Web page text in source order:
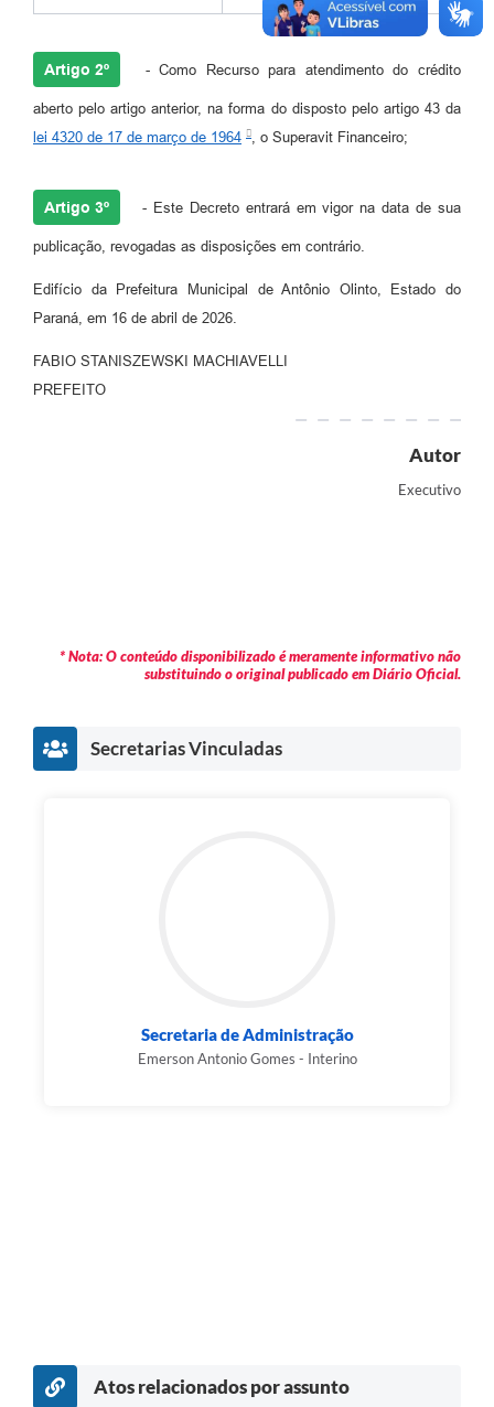
Jornal
Agenda
LGPD
Conselho Municipal
Artigo 2º - Como Recurso para atendimento do crédito
aberto pelo artigo anterior, na forma do disposto pelo artigo 43 da
lei 4320 de 17 de março de 1964
, o Superavit Financeiro;
Artigo 3º - Este Decreto entrará em vigor na data de sua
publicação, revogadas as disposições em contrário.
Edifício da Prefeitura Municipal de Antônio Olinto, Estado do
Paraná, em 16 de abril de 2026.
FABIO STANISZEWSKI MACHIAVELLI
PREFEITO
Autor
Executivo
* Nota: O conteúdo disponibilizado é meramente informativo não
substituindo o original publicado em Diário Oficial.
Secretarias Vinculadas
Secretaria de Administração
Emerson Antonio Gomes - Interino
Atos relacionados por assunto